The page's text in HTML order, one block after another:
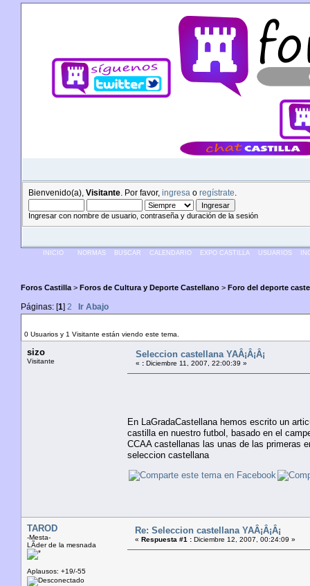
Bienvenido(a), Visitante . Por favor, ingresa o regístrate
Ingresar con nombre de usuario, contraseña y duración de la sesión
INICIO NORMAS BUSCAR CALENDARIO EXPO CASTILLA USUARIOS
Foros Castilla > Foros de Cultura y Deporte Castellano > Foro del deporte
Páginas: [1] 2
Ir Abajo
0 Usuarios y 1 Visitante están viendo este tema.
sizo
Visitante
Seleccion castellana YAÂ¡Â¡Â¡
« : Diciembre 11, 2007, 22:00:39 »
En LaGradaCastellana hemos escrito un
castilla en nuestro futbol, basado en el
CCAA castellanas las unas de las primeras
seleccion castellana
TAROD
-Mesta-
LÃ­der de la mesnada
Aplausos: +19/-55
Re: Seleccion castellana YAÂ¡Â¡Â¡
« Respuesta #1 : Diciembre 12, 2007, 00:24:09 »